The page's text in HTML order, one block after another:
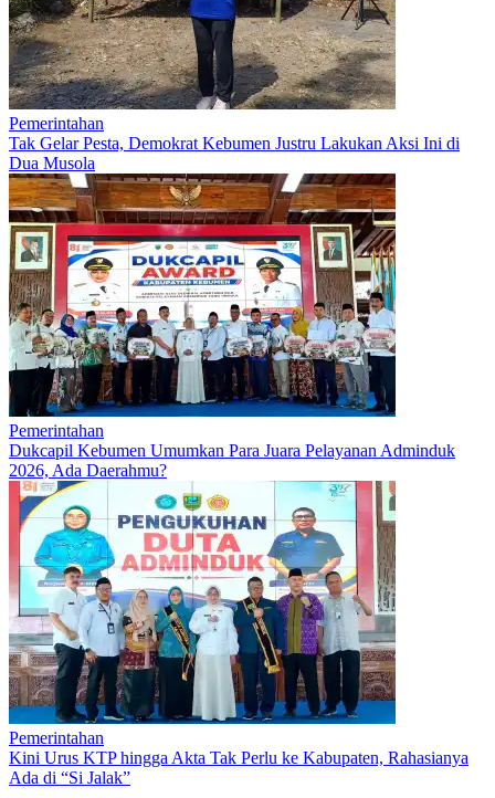
Pemerintahan
Tak Gelar Pesta, Demokrat Kebumen Justru Lakukan Aksi Ini di
Dua Musola
Pemerintahan
Dukcapil Kebumen Umumkan Para Juara Pelayanan Adminduk
2026, Ada Daerahmu?
Pemerintahan
Kini Urus KTP hingga Akta Tak Perlu ke Kabupaten, Rahasianya
Ada di “Si Jalak”